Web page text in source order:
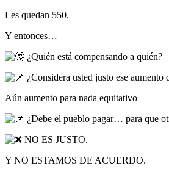
Les quedan 550.
Y entonces…
¿Quién está compensando a quién?
¿Considera usted justo ese aumento
Aún aumento para nada equitativo
¿Debe el pueblo pagar… para que
NO ES JUSTO.
Y NO ESTAMOS DE ACUERDO.